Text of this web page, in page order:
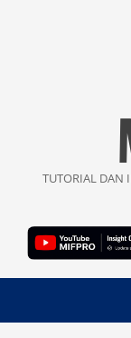
TUTORIAL DAN